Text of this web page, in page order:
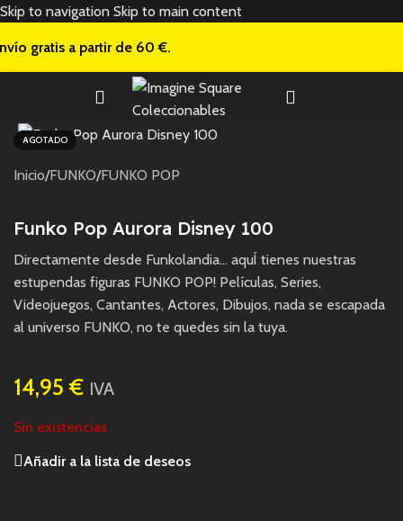
Skip to navigation Skip to main content
gratis a partir de 60 €.
AGOTADO
Inicio/FUNKO/FUNKO POP
Funko Pop Aurora Disney 100
Directamente desde Funkolandia… aquÍ tienes nuestras
estupendas figuras FUNKO POP! Películas, Series,
Videojuegos, Cantantes, Actores, Dibujos, nada se escapada
al universo FUNKO, no te quedes sin la tuya.
14,95 € IVA
Sin existencias
Añadir a la lista de deseos